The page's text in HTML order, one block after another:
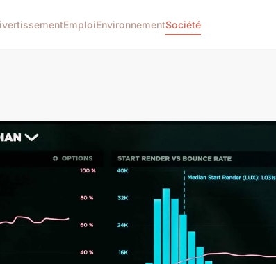
EmploiEnvironnementSociété